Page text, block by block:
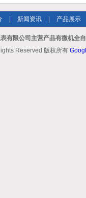
新闻资讯 产品展示
有限公司主营产品有微机全
Reserved 版权所有